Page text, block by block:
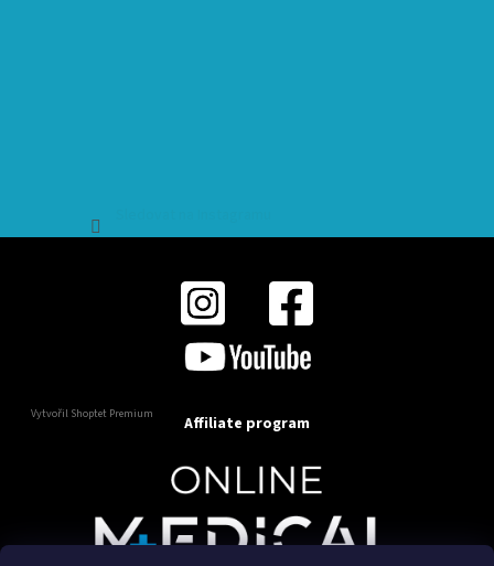
Vytvořil Shoptet Premium Affiliate program